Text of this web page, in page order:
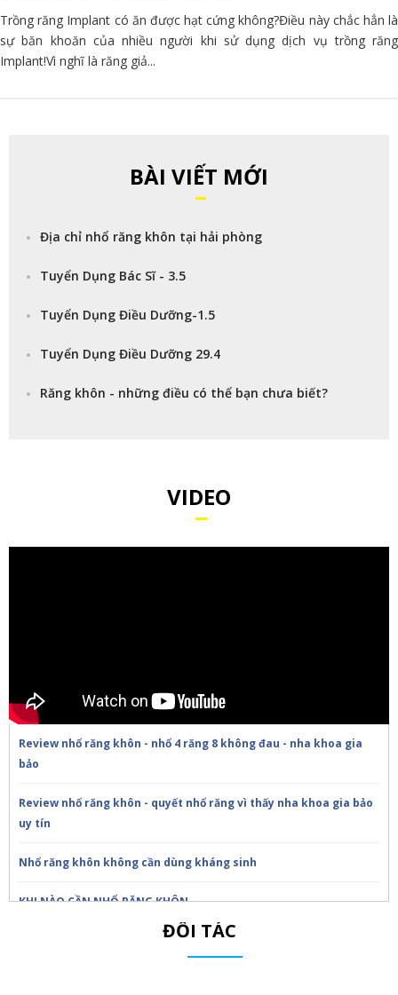
Trồng răng Implant có ăn được hạt cứng không?Điều này chắc hẳn là
sự băn khoăn của nhiều người khi sử dụng dịch vụ trồng răng
Implant!Vì nghĩ là răng giả...
BÀI VIẾT MỚI
Địa chỉ nhổ răng khôn tại hải phòng
Tuyển Dụng Bác Sĩ - 3.5
Tuyển Dụng Điều Dưỡng-1.5
Tuyển Dụng Điều Dưỡng 29.4
Răng khôn - những điều có thể bạn chưa biết?
VIDEO
Review nhổ răng khôn - nhổ 4 răng 8 không đau - nha khoa gia
bảo
Review nhổ răng khôn - quyết nhổ răng vì thấy nha khoa gia bảo
uy tín
Nhổ răng khôn không cần dùng kháng sinh
KHI NÀO CẦN NHỔ RĂNG KHÔN
Trồng răng Implant ăn nhai thế nào?!Nha Khoa Gia Bảo
ĐỐI TÁC